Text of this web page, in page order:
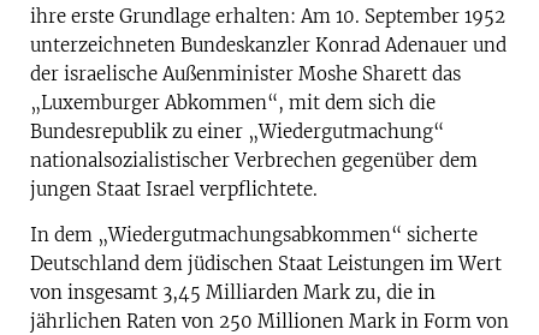
ihre erste Grundlage erhalten: Am 10. September 1952
unterzeichneten Bundeskanzler Konrad Adenauer und
der israelische Außenminister Moshe Sharett das
„Luxemburger Abkommen“, mit dem sich die
Bundesrepublik zu einer „Wiedergutmachung“
nationalsozialistischer Verbrechen gegenüber dem
jungen Staat Israel verpflichtete.
In dem „Wiedergutmachungsabkommen“ sicherte
Deutschland dem jüdischen Staat Leistungen im Wert
von insgesamt 3,45 Milliarden Mark zu, die in
jährlichen Raten von 250 Millionen Mark in Form von